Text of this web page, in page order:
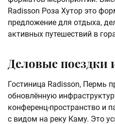
Radisson Роза Хутор это
предложение для отдыха,
активных путешествий в
Деловые поездки
Гостиница Radisson, Пермь
обновлённую
конференц-пространство и
с видом на реку Каму. Это